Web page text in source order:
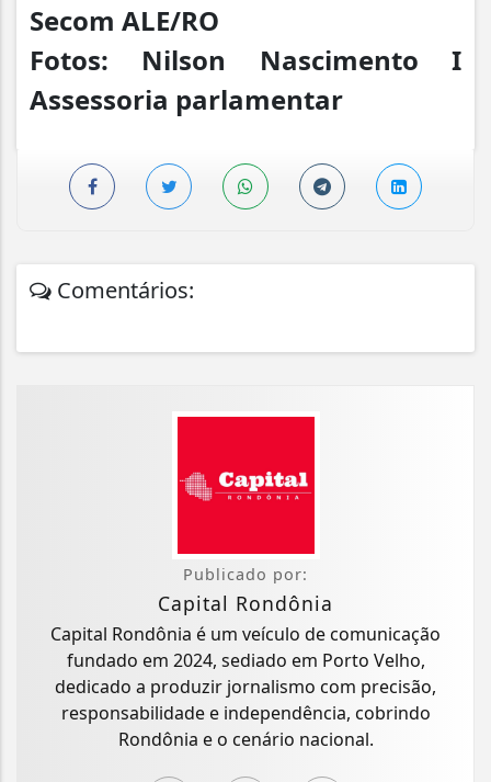
Secom ALE/RO
Fotos: Nilson Nascimento I
Assessoria parlamentar
Comentários:
Publicado por:
Capital Rondônia
Capital Rondônia é um veículo de comunicação
fundado em 2024, sediado em Porto Velho,
dedicado a produzir jornalismo com precisão,
responsabilidade e independência, cobrindo
Rondônia e o cenário nacional.